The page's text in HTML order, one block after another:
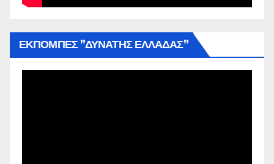
ΕΚΠΟΜΠΕΣ ”ΔΥΝΑΤΗΣ ΕΛΛΑΔΑΣ”